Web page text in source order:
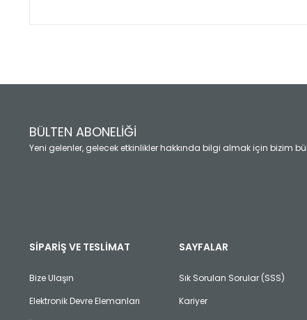
Ürün açıklamasında eksik bilgiler bulunuyor.
Ürün fiyatı diğer sitelerden daha pahalı.
Bu ürüne benzer farklı alternatifler olmalı.
BÜLTEN ABONELİĞİ
Yeni gelenler, gelecek etkinlikler hakkında bilgi almak için bizim
SİPARİŞ VE TESLİMAT
Bize Ulaşın
Elektronik Devre Elemanları
SAYFALAR
Sık Sorulan Sorular (SSS)
Kariyer